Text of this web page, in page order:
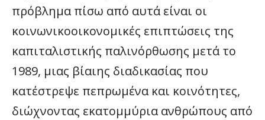
πρόβλημα πίσω από αυτά είναι οι
κοινωνικοοικονομικές επιπτώσεις της
καπιταλιστικής παλινόρθωσης μετά το
1989, μιας βίαιης διαδικασίας που
κατέστρεψε πεπρωμένα και κοινότητες,
διώχνοντας εκατομμύρια ανθρώπους από